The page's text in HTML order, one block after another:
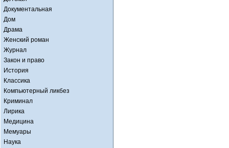
Документальная
Дом
Драма
Женский роман
Журнал
Закон и право
История
Классика
Компьютерный ликбез
Криминал
Лирика
Медицина
Мемуары
Наука